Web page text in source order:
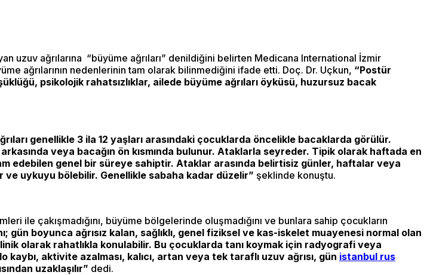
uzuv ağrılarına “büyüme ağrıları” denildiğini belirten Medicana International İzmir
ağrılarının nedenlerinin tam olarak bilinmediğini ifade etti. Doç. Dr. Uçkun, “Postür
psikolojik rahatsızlıklar, ailede büyüme ağrıları öyküsü, huzursuz bacak
genellikle 3 ila 12 yaşları arasındaki çocuklarda öncelikle bacaklarda görülür.
veya bacağın ön kısmında bulunur. Ataklarla seyreder. Tipik olarak haftada en
edebilen genel bir süreye sahiptir. Ataklar arasında belirtisiz günler, haftalar veya
uykuyu bölebilir. Genellikle sabaha kadar düzelir” şeklinde konuştu.
ile çakışmadığını, büyüme bölgelerinde oluşmadığını ve bunlara sahip çocukların
gün boyunca ağrısız kalan, sağlıklı, genel fiziksel ve kas-iskelet muayenesi normal olan
olarak rahatlıkla konulabilir. Bu çocuklarda tanı koymak için radyografi veya
aktivite azalması, kalıcı, artan veya tek taraflı uzuv ağrısı, gün istanbul rus
uzaklaşılır” dedi.